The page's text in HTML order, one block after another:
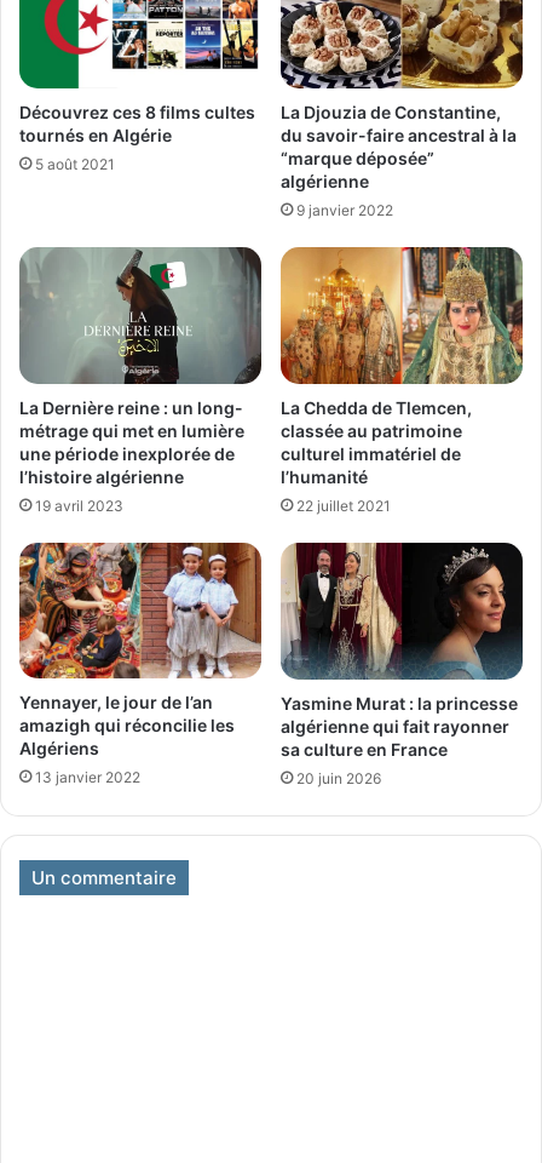
Découvrez ces 8 films cultes
tournés en Algérie
5 août 2021
La Djouzia de Constantine,
du savoir-faire ancestral à la
“marque déposée”
algérienne
9 janvier 2022
La Dernière reine : un long-
métrage qui met en lumière
une période inexplorée de
l’histoire algérienne
19 avril 2023
La Chedda de Tlemcen,
classée au patrimoine
culturel immatériel de
l’humanité
22 juillet 2021
Yennayer, le jour de l’an
amazigh qui réconcilie les
Algériens
13 janvier 2022
Yasmine Murat : la princesse
algérienne qui fait rayonner
sa culture en France
20 juin 2026
Un commentaire